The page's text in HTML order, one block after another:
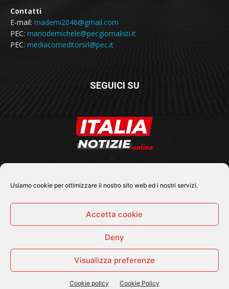
Usiamo cookie per ottimizzare il nostro sito web ed i nostri servizi.
Accetta cookie
Deny
Visualizza preferenze
Cookie policy Cookie Policy
Contatti
E-mail: mademi2046@gmail.com
PEC: mariodemichele@pecgiornalisti.it
PEC: mediacomeditorsrl@pec.it
SEGUICI SU
© 2026 Tutti i diritti riservati - Italia Notizie .online |
Cronaca Economia
Cultura e Spettacoli ItaliaNotizie Tv